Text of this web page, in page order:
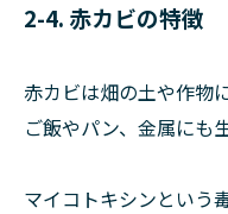
2-4. 赤カビの特徴
赤カビは畑の土や作物
ご飯やパン、金属にも
マイコトキシンという